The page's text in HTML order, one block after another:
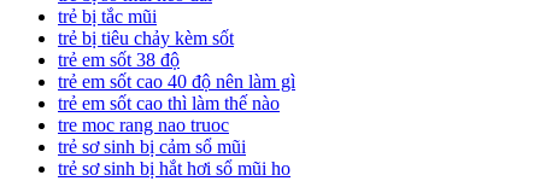
trẻ bị tắc mũi
trẻ bị tiêu chảy kèm sốt
trẻ em sốt 38 độ
trẻ em sốt cao 40 độ nên làm gì
trẻ em sốt cao thì làm thế nào
tre moc rang nao truoc
trẻ sơ sinh bị cảm sổ mũi
trẻ sơ sinh bị hắt hơi sổ mũi ho